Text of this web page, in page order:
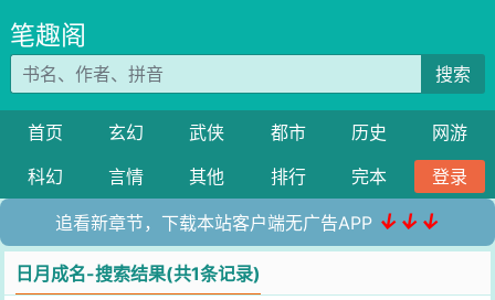
笔趣阁
搜索
首页 玄幻 武侠 都市 历史
网游
科幻
言情 其他 排行 完本 登录
追看新章节，下载本站客户端无广告APP ↓↓↓
日月成名-搜索结果(共1条记录)